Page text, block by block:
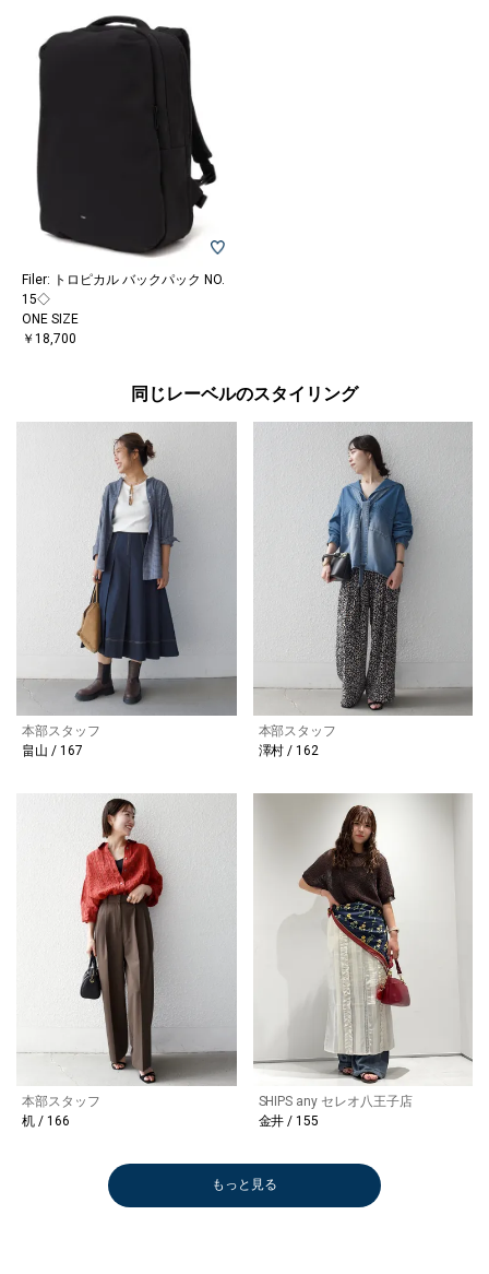
Filer: トロピカル バックパック NO.
15◇
ONE SIZE
￥18,700
同じレーベルのスタイリング
本部スタッフ
畠山 / 167
本部スタッフ
澤村 / 162
本部スタッフ
机 / 166
SHIPS any セレオ八王子店
金井 / 155
もっと見る